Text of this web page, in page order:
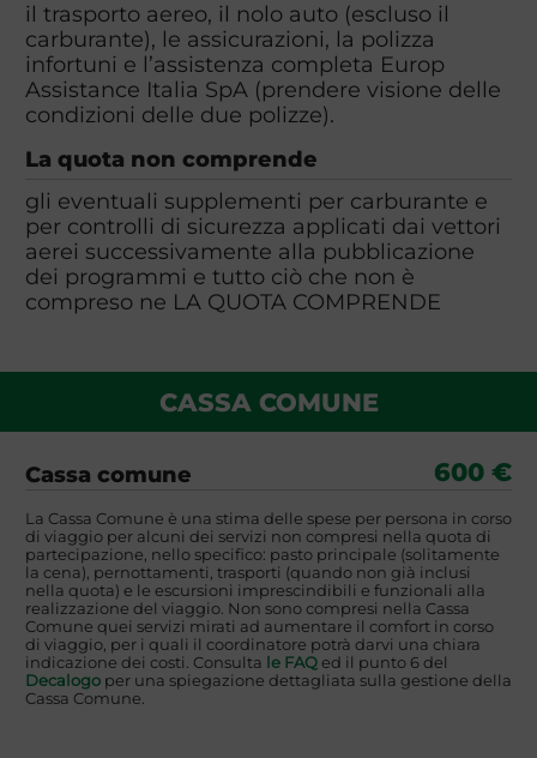
il trasporto aereo, il nolo auto (escluso il
carburante), le assicurazioni, la polizza
infortuni e l’assistenza completa Europ
Assistance Italia SpA (prendere visione delle
condizioni delle due polizze).
La quota non comprende
gli eventuali supplementi per carburante e
per controlli di sicurezza applicati dai vettori
aerei successivamente alla pubblicazione
dei programmi e tutto ciò che non è
compreso ne LA QUOTA COMPRENDE
CASSA COMUNE
Cassa comune 600 €
La Cassa Comune è una stima delle spese per persona in corso
di viaggio per alcuni dei servizi non compresi nella quota di
partecipazione, nello specifico: pasto principale (solitamente
la cena), pernottamenti, trasporti (quando non già inclusi
nella quota) e le escursioni imprescindibili e funzionali alla
realizzazione del viaggio. Non sono compresi nella Cassa
Comune quei servizi mirati ad aumentare il comfort in corso
di viaggio, per i quali il coordinatore potrà darvi una chiara
indicazione dei costi. Consulta le FAQed il punto 6 del
Decalogoper una spiegazione dettagliata sulla gestione della
Cassa Comune.